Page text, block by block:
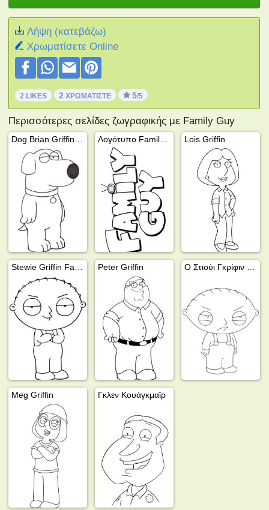
Λήψη (κατεβάζω)
Xρωματίσετε Online
2 LIKES 2 ΧΡΩΜΑΤΊΣΤΕ 5/5
Περισσότερες σελίδες ζωγραφικής με Family Guy
Lois Griffin
Peter Griffin
Meg Griffin Γκλεν Κουάγκμαϊρ